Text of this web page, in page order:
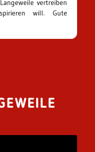
vertreiben
will. Gute